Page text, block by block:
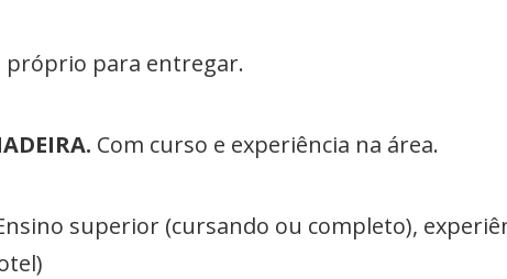
próprio para entregar.
Com curso e experiência na área.
superior (cursando ou completo),